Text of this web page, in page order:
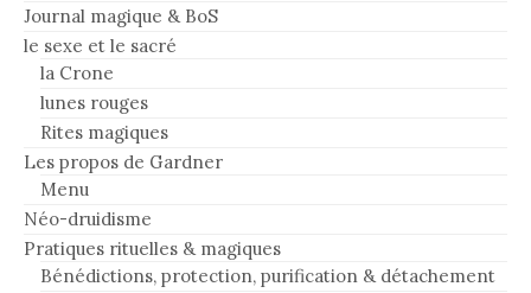
Journal magique & BoS
le sexe et le sacré
la Crone
lunes rouges
Rites magiques
Les propos de Gardner
Menu
Néo-druidisme
Pratiques rituelles & magiques
Bénédictions, protection, purification & détachement